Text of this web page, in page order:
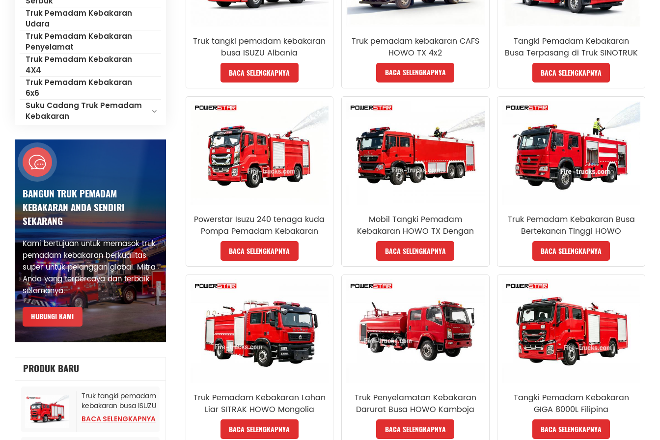
Truk Pemadam Kebakaran
Udara
Truk Pemadam Kebakaran
Penyelamat
Truk Pemadam Kebakaran
4X4
Truk Pemadam Kebakaran
6x6
Suku Cadang Truk Pemadam
Kebakaran
BANGUN TRUK PEMADAM
KEBAKARAN ANDA SENDIRI
SEKARANG
Kami bertujuan untuk memasok truk
pemadam kebakaran berkualitas
super untuk pelanggan global. Mitra
Anda yang terpercaya dan terbaik
selamanya.
HUBUNGI KAMI
PRODUK BARU
Truk tangki pemadam
kebakaran busa ISUZU
Albania
BACA SELENGKAPNYA
Truk tangki pemadam kebakaran
busa ISUZU Albania
BACA SELENGKAPNYA
Truk pemadam kebakaran CAFS
HOWO TX 4x2
BACA SELENGKAPNYA
Tangki Pemadam Kebakaran
Busa Terpasang di Truk SINOTRUK
HOWO TX
BACA SELENGKAPNYA
Powerstar Isuzu 240 tenaga kuda
Pompa Pemadam Kebakaran
Darurat
BACA SELENGKAPNYA
Mobil Tangki Pemadam
Kebakaran HOWO TX Dengan
Pompa Pemadam Kebakaran
CB10/120
BACA SELENGKAPNYA
Truk Pemadam Kebakaran Busa
Bertekanan Tinggi HOWO
BACA SELENGKAPNYA
Truk Pemadam Kebakaran Lahan
Liar SITRAK HOWO Mongolia
BACA SELENGKAPNYA
Truk Penyelamatan Kebakaran
Darurat Busa HOWO Kamboja
BACA SELENGKAPNYA
Tangki Pemadam Kebakaran
GIGA 8000L Filipina
BACA SELENGKAPNYA